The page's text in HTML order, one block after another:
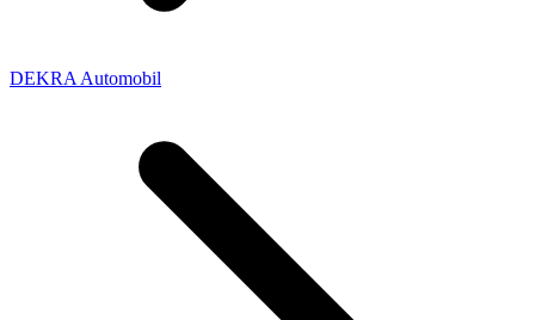
DEKRA Automobil